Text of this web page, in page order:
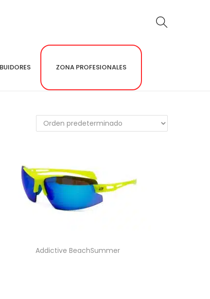
ZONA PROFESIONALES
Addictive BeachSummer